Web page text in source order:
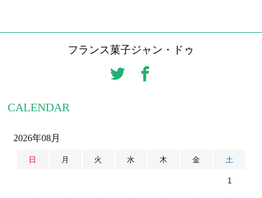
フランス菓子ジャン・ドゥ
CALENDAR
2026年08月
日 月 火 水 木 金 土
1